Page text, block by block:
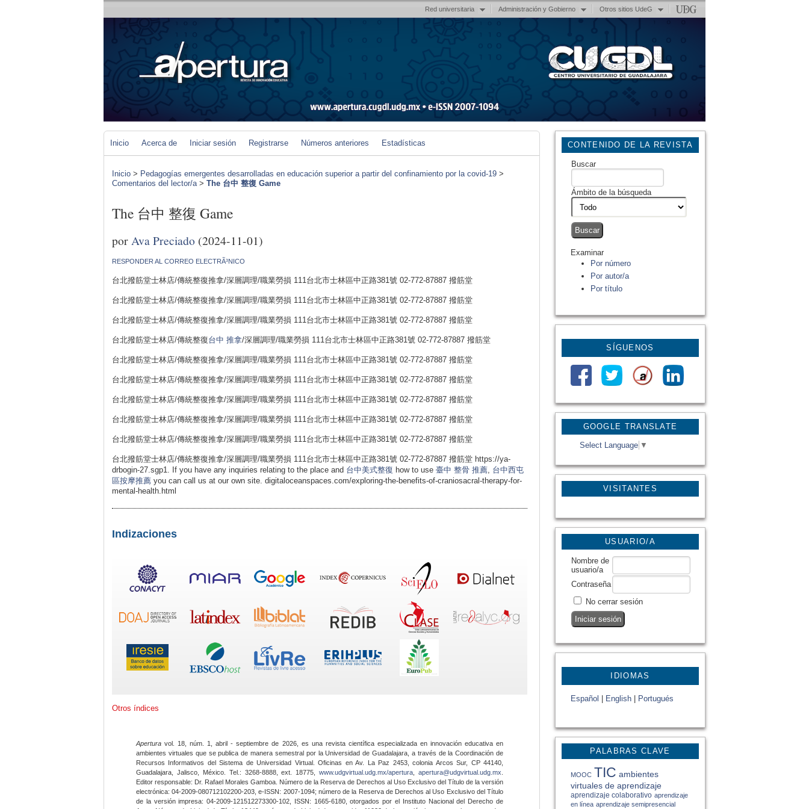
Red universitaria Administración y Gobierno Otros sitios UdeG
GOOGLE TRANSLATE
Select Language ▼
VISITANTES
CONTENIDO DE LA REVISTA
Buscar
Ámbito de la búsqueda
Examinar
Por número
Por autor/a
Por título
SÍGUENOS
USUARIO/A
Nombre de
usuario/a
Contraseña
No cerrar sesión
IDIOMAS
Español English Portugués
PALABRAS CLAVE
MOOC TIC ambientes
virtuales de aprendizaje
aprendizaje colaborativo aprendizaje
en línea aprendizaje semipresencial
Inicio Acerca de Iniciar sesión Registrarse Números anteriores Estadísticas
Inicio > Pedagogías emergentes desarrolladas en educación superior a partir del confinamiento por la covid-19 >
Comentarios del lector/a> The 台中 整復 Game
The 台中 整復 Game
por Ava Preciado (2024-11-01)
RESPONDER AL CORREO ELECTRÃ³NICO
台北撥筋堂士林店/傳統整復推拿/深層調理/職業勞損 111台北市士林區中正路381號 02-772-87887 撥筋堂
台北撥筋堂士林店/傳統整復推拿/深層調理/職業勞損 111台北市士林區中正路381號 02-772-87887 撥筋堂
台北撥筋堂士林店/傳統整復推拿/深層調理/職業勞損 111台北市士林區中正路381號 02-772-87887 撥筋堂
台北撥筋堂士林店/傳統整復台中 推拿/深層調理/職業勞損 111台北市士林區中正路381號 02-772-87887 撥筋堂
台北撥筋堂士林店/傳統整復推拿/深層調理/職業勞損 111台北市士林區中正路381號 02-772-87887 撥筋堂
台北撥筋堂士林店/傳統整復推拿/深層調理/職業勞損 111台北市士林區中正路381號 02-772-87887 撥筋堂
台北撥筋堂士林店/傳統整復推拿/深層調理/職業勞損 111台北市士林區中正路381號 02-772-87887 撥筋堂
台北撥筋堂士林店/傳統整復推拿/深層調理/職業勞損 111台北市士林區中正路381號 02-772-87887 撥筋堂
台北撥筋堂士林店/傳統整復推拿/深層調理/職業勞損 111台北市士林區中正路381號 02-772-87887 撥筋堂
台北撥筋堂士林店/傳統整復推拿/深層調理/職業勞損 111台北市士林區中正路381號 02-772-87887 撥筋堂 https://ya-
drbogin-27.sgp1. If you have any inquiries relating to the place and 台中美式整復 how to use 臺中 整骨 推薦 台中西屯
區按摩推薦 you can call us at our own site. digitaloceanspaces.com/exploring-the-benefits-of-craniosacral-therapy-for-
mental-health.html
Indizaciones
Otros índices
Apertura vol. 18, núm. 1, abril - septiembre de 2026, es una revista científica especializada en innovación educativa en
ambientes virtuales que se publica de manera semestral por la Universidad de Guadalajara, a través de la Coordinación de
Recursos Informativos del Sistema de Universidad Virtual. Oficinas en Av. La Paz 2453, colonia Arcos Sur, CP 44140,
Guadalajara, Jalisco, México. Tel.: 3268-8888, ext. 18775,www.udgvirtual.udg.mx/apertura apertura@udgvirtual.udg.mx
Editor responsable: Dr. Rafael Morales Gamboa. Número de la Reserva de Derechos al Uso Exclusivo del Título de la versión
electrónica: 04-2009-080712102200-203, e-ISSN: 2007-1094; número de la Reserva de Derechos al Uso Exclusivo del Título
de la versión impresa: 04-2009-121512273300-102, ISSN: 1665-6180, otorgados por el Instituto Nacional del Derecho de